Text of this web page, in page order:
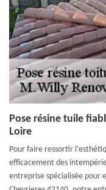
Pose résine tuile
Loire
Pour faire ressortir
efficacement des
entreprise spécialisée pour